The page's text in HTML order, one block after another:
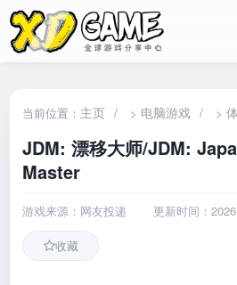
当前位置： 主页 / > 电脑游戏 / >
JDM: 漂移大师/JDM:
Master
游戏来源：网友投递 更新时间：
收藏